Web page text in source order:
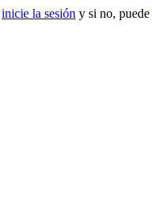
inicie la sesión y si no, puede